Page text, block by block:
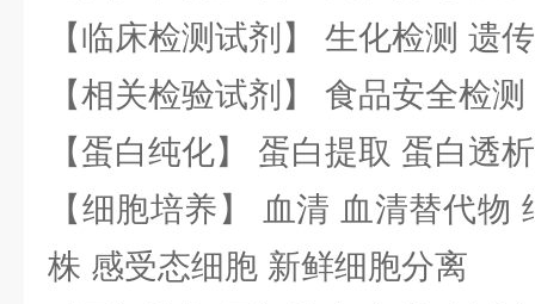
【临床检测试剂】 生化检测 遗
【相关检验试剂】 食品安全检
【蛋白纯化】 蛋白提取 蛋白透
【细胞培养】 血清 血清替代物
株 感受态细胞 新鲜细胞分离